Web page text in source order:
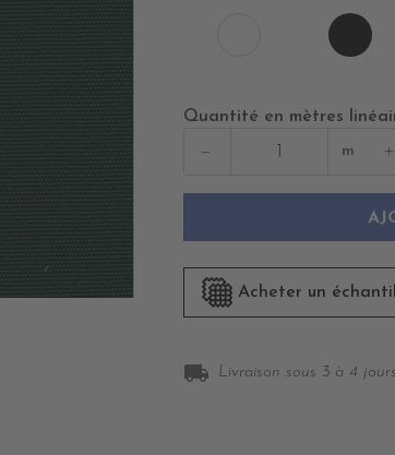
Quantité en mètres
− m +
Acheter un
local_shipping Livraison sous 3 à 4